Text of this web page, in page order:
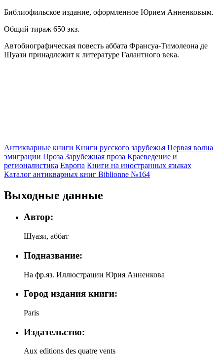
Библиофильское издание, оформленное Юрием Анненковым.
Общий тираж 650 экз.
Автобиографическая повесть аббата Франсуа-Тимолеона де
Шуази принадлежит к литературе Галантного века.
Антикварные книги Книги русского зарубежья Первая волна
эмиграции Проза Зарубежная проза Краеведение и
регионалистика Европа Книги на иностранных языках
Каталог антикварных книг Biblionne №164
Выходные данные
Автор:
Шуази, аббат
Подназвание:
На фр.яз. Иллюстрации Юрия Анненкова
Город издания книги:
Paris
Издательство:
Aux editions des quatre vents